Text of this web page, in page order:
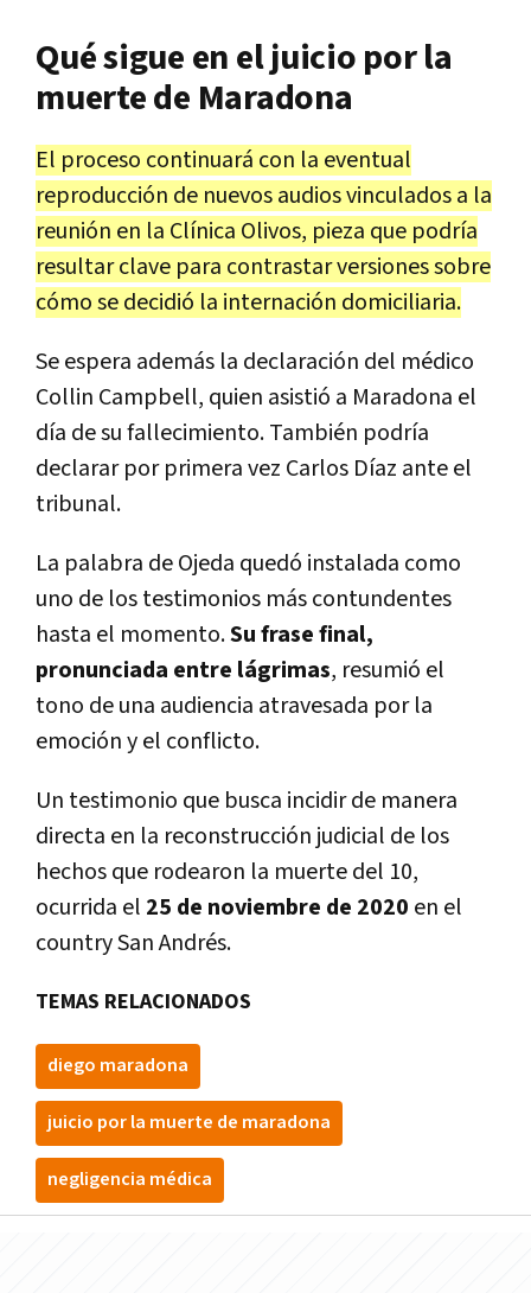
Qué sigue en el juicio por la
muerte de Maradona
El proceso continuará con la eventual
reproducción de nuevos audios vinculados a la
reunión en la Clínica Olivos, pieza que podría
resultar clave para contrastar versiones sobre
cómo se decidió la internación domiciliaria.
Se espera además la declaración del médico
Collin Campbell, quien asistió a Maradona el
día de su fallecimiento. También podría
declarar por primera vez Carlos Díaz ante el
tribunal.
La palabra de Ojeda quedó instalada como
uno de los testimonios más contundentes
hasta el momento.Su frase final,
pronunciada entre lágrimas, resumió el
tono de una audiencia atravesada por la
emoción y el conflicto.
Un testimonio que busca incidir de manera
directa en la reconstrucción judicial de los
hechos que rodearon la muerte del 10,
ocurrida el 25 de noviembre de 2020 en el
country San Andrés.
TEMAS RELACIONADOS
diego maradona
juicio por la muerte de maradona
negligencia médica